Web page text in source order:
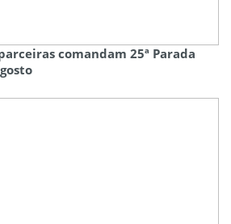
comandam 25ª Parada